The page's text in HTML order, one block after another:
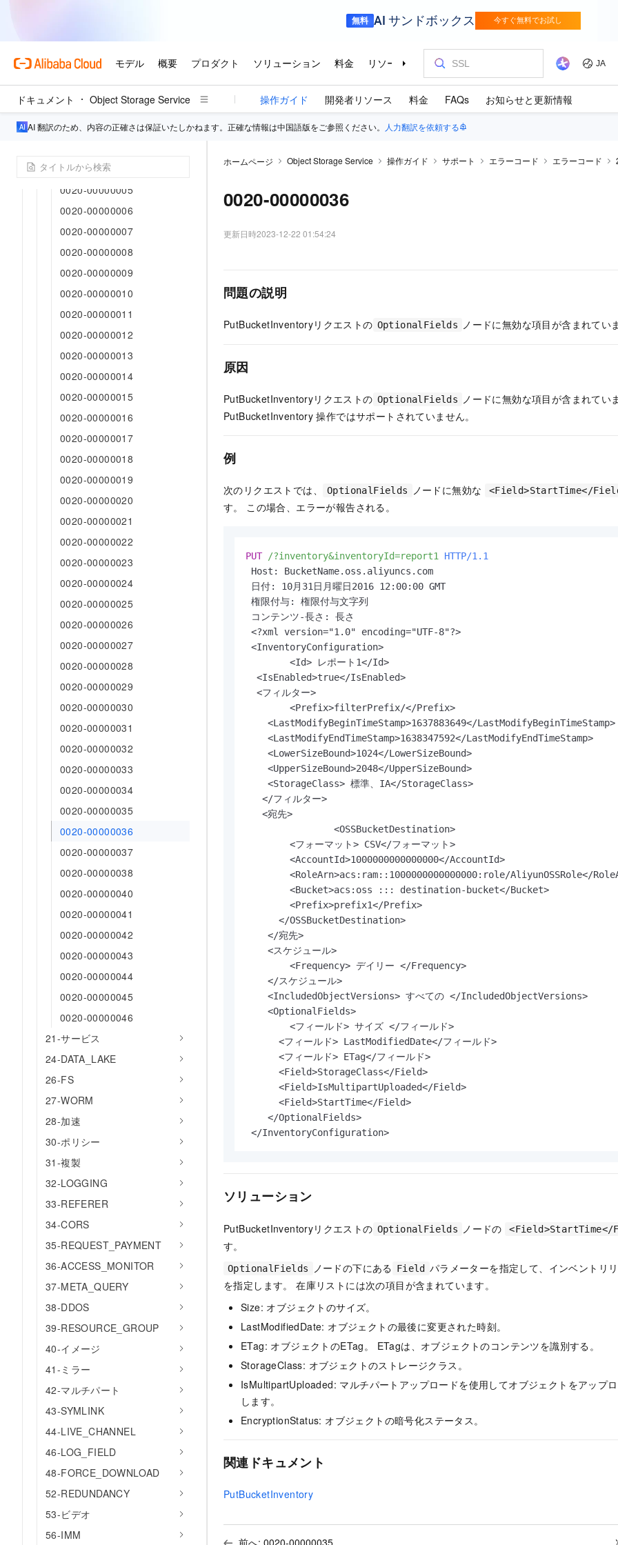
ドキュメント Object Storage Service 操作ガイド 開発者リソース 料金 FAQs お知らせと更新情報
AI 翻訳のため、内容の正確さは保証いたしかねます。正確な情報は中国語版をご参照ください。 人力翻訳を依頼する
17-リクエスト
18-CNAME
19-ウェブサイト
20-発明
0020-00000001
0020-00000004
0020-00000005
0020-00000006
0020-00000007
0020-00000008
0020-00000009
0020-00000010
0020-00000011
0020-00000012
0020-00000013
0020-00000014
0020-00000015
0020-00000016
0020-00000017
0020-00000018
0020-00000019
0020-00000020
0020-00000021
0020-00000022
0020-00000023
0020-00000024
0020-00000025
0020-00000026
0020-00000027
0020-00000028
0020-00000029
0020-00000030
0020-00000031
0020-00000032
0020-00000033
0020-00000034
0020-00000035
0020-00000036
0020-00000037
0020-00000038
0020-00000040
0020-00000041
0020-00000042
0020-00000043
0020-00000044
0020-00000045
0020-00000046
21-サービス
24-DATA_LAKE
26-FS
27-WORM
28-加速
30-ポリシー
31-複製
32-LOGGING
33-REFERER
34-CORS
35-REQUEST_PAYMENT
36-ACCESS_MONITOR
37-META_QUERY
38-DDOS
39-RESOURCE_GROUP
40-イメージ
41-ミラー
42-マルチパート
43-SYMLINK
44-LIVE_CHANNEL
46-LOG_FIELD
48-FORCE_DOWNLOAD
52-REDUNDANCY
53-ビデオ
56-IMM
ホームページ Object Storage Service 操作ガイド サポート エラーコード エラーコード
0020-00000036
更新日時2023-12-22 01:54:24
問題の説明
PutBucketInventoryリクエストの OptionalFields ノードに無効な項目が含まれてい
原因
PutBucketInventoryリクエストの OptionalFields
ノードに無効な項目が含まれてい
PutBucketInventory 操作ではサポートされていません。
例
次のリクエストでは、 OptionalFields ノードに無効な <Field>StartTime</
す。 この場合、エラーが報告される。
PUT /?inventory&inventoryId=report1 HTTP/1.1
Host: BucketName.oss.aliyuncs.com
日付: 10月31日月曜日2016 12:00:00 GMT
権限付与: 権限付与文字列
コンテンツ-長さ: 長さ
<?xml version="1.0" encoding="UTF-8"?>
<InventoryConfiguration>
  <IsEnabled>true</IsEnabled>
  <フィルター>
    <LastModifyBeginTimeStamp>1637883649</LastModifyBeginTimeStamp>
    <LastModifyEndTimeStamp>1638347592</LastModifyEndTimeStamp>
    <LowerSizeBound>1024</LowerSizeBound>
    <UpperSizeBound>2048</UpperSizeBound>
    <StorageClass> 標準、IA</StorageClass>
   </フィルター>
   <宛先>
        <AccountId>1000000000000000</AccountId>
<RoleArn>acs:ram::1000000000000000:role/AliyunOSSRole</
        <Bucket>acs:oss ::: destination-bucket</Bucket>
      </OSSBucketDestination>
    </宛先>
    <スケジュール>
    </スケジュール>
    <IncludedObjectVersions> すべての </IncludedObjectVersions>
    <OptionalFields>
      <フィールド> LastModifiedDate</フィールド>
      <フィールド> ETag</フィールド>
      <Field>StorageClass</Field>
      <Field>IsMultipartUploaded</Field>
      <Field>StartTime</Field>
    </OptionalFields>
</InventoryConfiguration>
ソリューション
PutBucketInventoryリクエストの OptionalFields ノードの <Field>StartTime</
す。
OptionalFields ノードの下にある Field パラメーターを指定して、インベントリ
を指定します。 在庫リストには次の項目が含まれています。
Size: オブジェクトのサイズ。
LastModifiedDate: オブジェクトの最後に変更された時刻。
ETag: オブジェクトのETag。 ETagは、オブジェクトのコンテンツを識別する。
StorageClass: オブジェクトのストレージクラス。
IsMultipartUploaded: マルチパートアップロードを使用してオブジェクトをアップ
します。
EncryptionStatus: オブジェクトの暗号化ステータス。
関連ドキュメント
PutBucketInventory
前へ: 0020-00000035